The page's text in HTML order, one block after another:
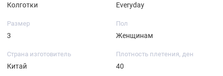
Колготки Everyday
Размер
3
Пол
Женщинам
Страна изготовитель
Китай
Плотность плетения, ден
40